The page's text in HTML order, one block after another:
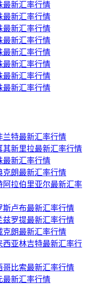
最新汇率行情
最新汇率行情
最新汇率行情
最新汇率行情
最新汇率行情
最新汇率行情
最新汇率行情
最新汇率行情
兰特最新汇率行情
其新里拉最新汇率行情
最新汇率行情
克朗最新汇率行情
阿拉伯里亚尔最新汇率
斯卢布最新汇率行情
兹罗提最新汇率行情
克朗最新汇率行情
西亚林吉特最新汇率行
哥比索最新汇率行情
最新汇率行情